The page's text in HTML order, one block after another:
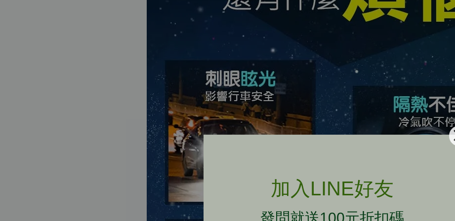
加入LINE好友
發問就送100元折扣碼